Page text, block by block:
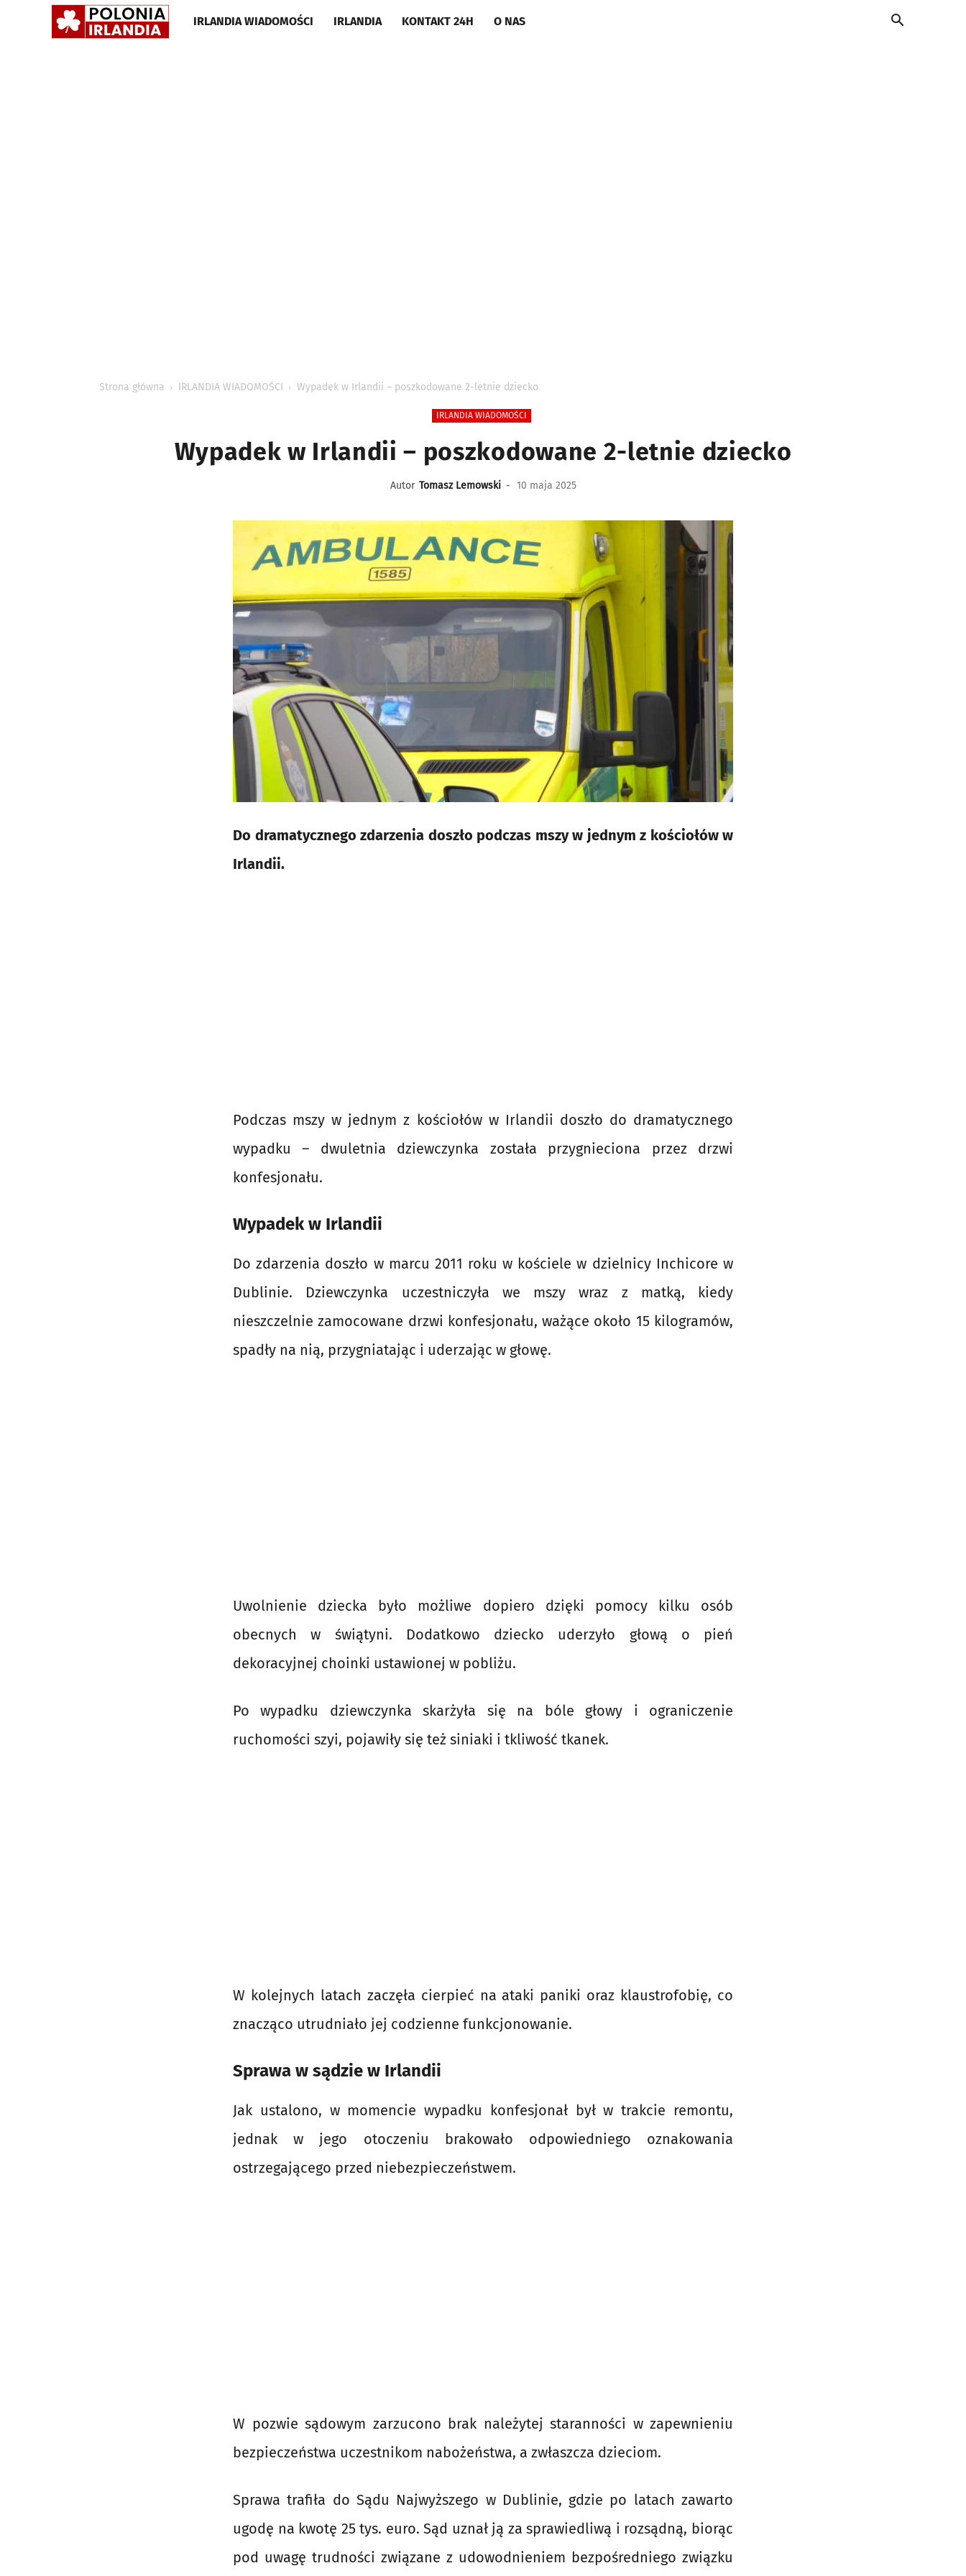
POLONIA
IRLANDIA WIADOMOŚCI IRLANDIA KONTAKT 24H O NAS
Strona główna IRLANDIA WIADOMOŚCI Wypadek w Irlandii – poszkodowane 2-letnie dziecko
IRLANDIA WIADOMOŚCI
Wypadek w Irlandii – poszkodowane 2-letnie dziecko
Autor Tomasz Lemowski - 10 maja 2025
Do dramatycznego zdarzenia doszło podczas mszy w jednym z kościołów w
Irlandii.
Podczas mszy w jednym z kościołów w Irlandii doszło do dramatycznego
wypadku – dwuletnia dziewczynka została przygnieciona przez drzwi
konfesjonału.
Wypadek w Irlandii
Do zdarzenia doszło w marcu 2011 roku w kościele w dzielnicy Inchicore w
Dublinie. Dziewczynka uczestniczyła we mszy wraz z matką, kiedy
nieszczelnie zamocowane drzwi konfesjonału, ważące około 15 kilogramów,
spadły na nią, przygniatając i uderzając w głowę.
Uwolnienie dziecka było możliwe dopiero dzięki pomocy kilku osób
obecnych w świątyni. Dodatkowo dziecko uderzyło głową o pień
dekoracyjnej choinki ustawionej w pobliżu.
Po wypadku dziewczynka skarżyła się na bóle głowy i ograniczenie
ruchomości szyi, pojawiły się też siniaki i tkliwość tkanek.
W kolejnych latach zaczęła cierpieć na ataki paniki oraz klaustrofobię, co
znacząco utrudniało jej codzienne funkcjonowanie.
Sprawa w sądzie w Irlandii
Jak ustalono, w momencie wypadku konfesjonał był w trakcie remontu,
jednak w jego otoczeniu brakowało odpowiedniego oznakowania
ostrzegającego przed niebezpieczeństwem.
W pozwie sądowym zarzucono brak należytej staranności w zapewnieniu
bezpieczeństwa uczestnikom nabożeństwa, a zwłaszcza dzieciom.
Sprawa trafiła do Sądu Najwyższego w Dublinie, gdzie po latach zawarto
ugodę na kwotę 25 tys. euro. Sąd uznał ją za sprawiedliwą i rozsądną, biorąc
pod uwagę trudności związane z udowodnieniem bezpośredniego związku